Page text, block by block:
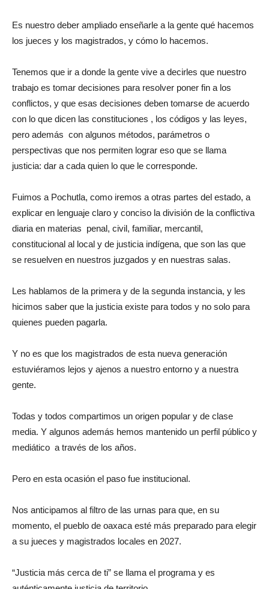
Es nuestro deber ampliado enseñarle a la gente qué hacemos
los jueces y los magistrados, y cómo lo hacemos.
Tenemos que ir a donde la gente vive a decirles que nuestro
trabajo es tomar decisiones para resolver poner fin a los
conflictos, y que esas decisiones deben tomarse de acuerdo
con lo que dicen las constituciones , los códigos y las leyes,
pero además con algunos métodos, parámetros o
perspectivas que nos permiten lograr eso que se llama
justicia: dar a cada quien lo que le corresponde.
Fuimos a Pochutla, como iremos a otras partes del estado, a
explicar en lenguaje claro y conciso la división de la conflictiva
diaria en materias penal, civil, familiar, mercantil,
constitucional al local y de justicia indígena, que son las que
se resuelven en nuestros juzgados y en nuestras salas.
Les hablamos de la primera y de la segunda instancia, y les
hicimos saber que la justicia existe para todos y no solo para
quienes pueden pagarla.
Y no es que los magistrados de esta nueva generación
estuviéramos lejos y ajenos a nuestro entorno y a nuestra
gente.
Todas y todos compartimos un origen popular y de clase
media. Y algunos además hemos mantenido un perfil público y
mediático a través de los años.
Pero en esta ocasión el paso fue institucional.
Nos anticipamos al filtro de las urnas para que, en su
momento, el pueblo de oaxaca esté más preparado para elegir
a su jueces y magistrados locales en 2027.
“Justicia más cerca de ti” se llama el programa y es